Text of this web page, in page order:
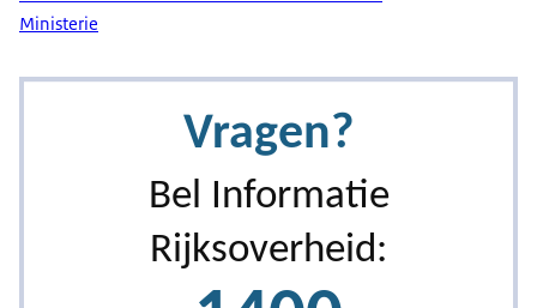
Ministerie